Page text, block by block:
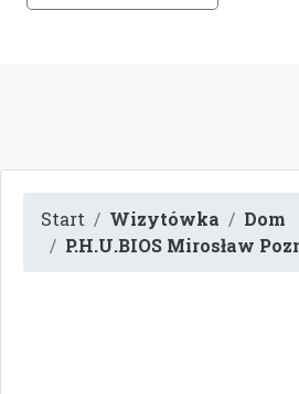
Start Wizytówka
Dom
P.H.U.BIOS Mirosław